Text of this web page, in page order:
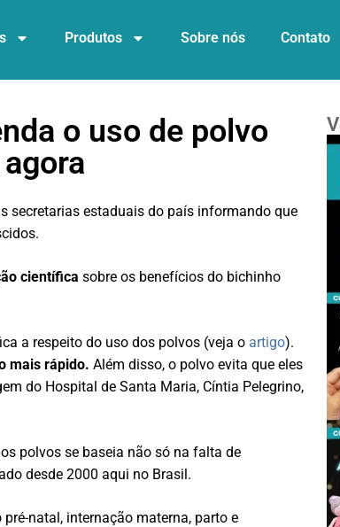
Produtos Sobre nós Contato
o uso de polvo
secretarias estaduais do país informando que
científica sobre os benefícios do bichinho
a respeito do uso dos polvos (veja o artigo).
mais rápido.Além disso, o polvo evita que eles
do Hospital de Santa Maria, Cíntia Pelegrino,
polvos se baseia não só na falta de
desde 2000 aqui no Brasil.
natal, internação materna, parto e